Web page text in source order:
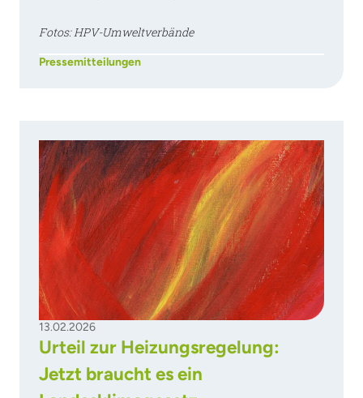
Fotos: HPV-Umweltverbände
Pressemitteilungen
13.02.2026
Urteil zur Heizungsregelung:
Jetzt braucht es ein